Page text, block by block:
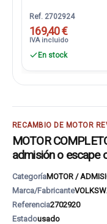
Ref. 2702924
169,40 €
IVA incluido
En stock
RECAMBIO DE MOTOR
MOTOR
admisión o escape
CategoríaMOTOR /
Marca/Fabricante
Referencia2702920
Estadousado